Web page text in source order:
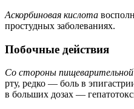
Аскорбиновая кислота
простудных заболеваниях.
Побочные действия
Со стороны
рту, редко — боль в
в больших дозах —